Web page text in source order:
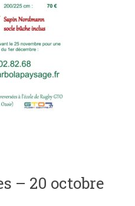
– 20 octobre